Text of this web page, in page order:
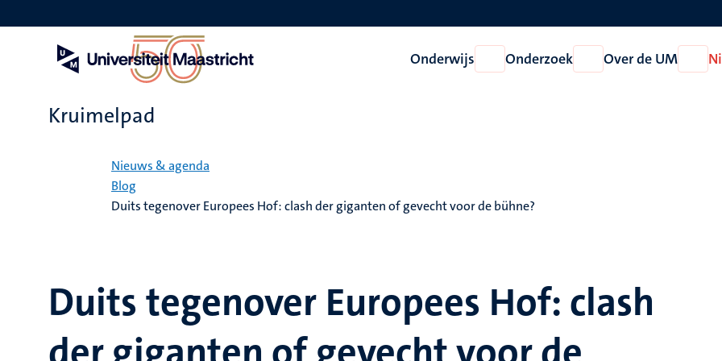
en
Onderwijs
Open
Onderwijs
Onderzoek
Open
Onderzoek
Over de UM
Open
Over
Kruimelpad
Nieuws & agenda
Blog
Duits tegenover Europees Hof: clash der giganten of gevecht voor de bühne?
Duits tegenover Europees Hof: clash